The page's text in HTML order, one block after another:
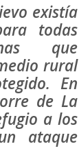
existía
todas
que
rural
En
de La
a los
ataque